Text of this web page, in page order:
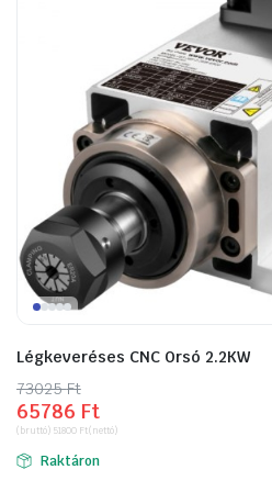
Légkeveréses CNC Orsó 2.2KW
73025Ft
Original
price
was:
73025 Ft.
65786 Ft
Current
price
is:
65786 Ft.
(bruttó) 51800 Ft(nettó)
Raktáron